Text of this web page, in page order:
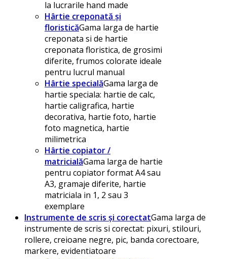
la lucrarile hand made
Hârtie creponată și
floristicăGama larga de hartie
creponata si de hartie
creponata floristica, de grosimi
diferite, frumos colorate ideale
pentru lucrul manual
Hârtie specialăGama larga de
hartie speciala: hartie de calc,
hartie caligrafica, hartie
decorativa, hartie foto, hartie
foto magnetica, hartie
milimetrica
Hârtie copiator /
matricialăGama larga de hartie
pentru copiator format A4 sau
A3, gramaje diferite, hartie
matriciala in 1, 2 sau 3
exemplare
Instrumente de scris și corectatGama larga de
instrumente de scris si corectat: pixuri, stilouri,
rollere, creioane negre, pic, banda corectoare,
markere, evidentiatoare